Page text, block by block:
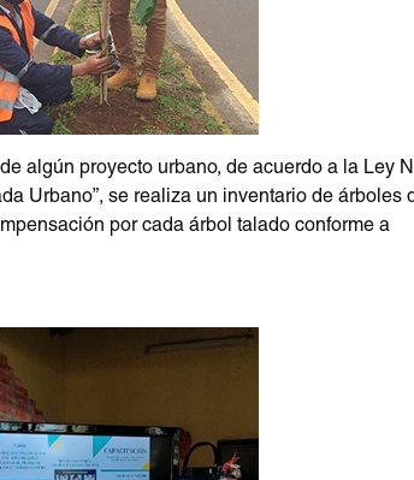
algún proyecto urbano, de acuerdo a la Ley
Urbano”, se realiza un inventario de árboles
por cada árbol talado conforme a